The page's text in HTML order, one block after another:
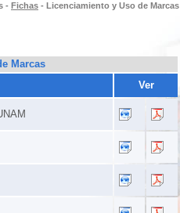
- Fichas - Licenciamiento y Uso de Marcas
Marcas
Ver